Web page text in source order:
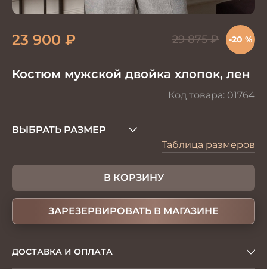
Костюм мужской двойка хлопок, лен
Код товара: 01764
23 900 ₽ 29 875₽ -20 %
ВЫБРАТЬ РАЗМЕР
Таблица размеров
В КОРЗИНУ
ЗАРЕЗЕРВИРОВАТЬ В МАГАЗИНЕ
ДОСТАВКА И ОПЛАТА